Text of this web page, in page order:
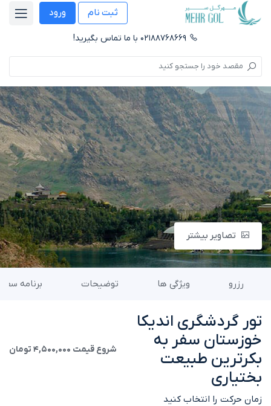
ثبت نام ورود
۰۲۱۸۸۷۶۸۶۶۹ با ما تماس بگیرید!
تصاویر بیشتر
رزرو ویژگی ها توضیحات برنامه سفر
تور گردشگری اندیکا
خوزستان سفر به
بکرترین طبیعت
بختیاری
شروع قیمت 4,500,000 تومان
زمان حرکت را انتخاب کنید